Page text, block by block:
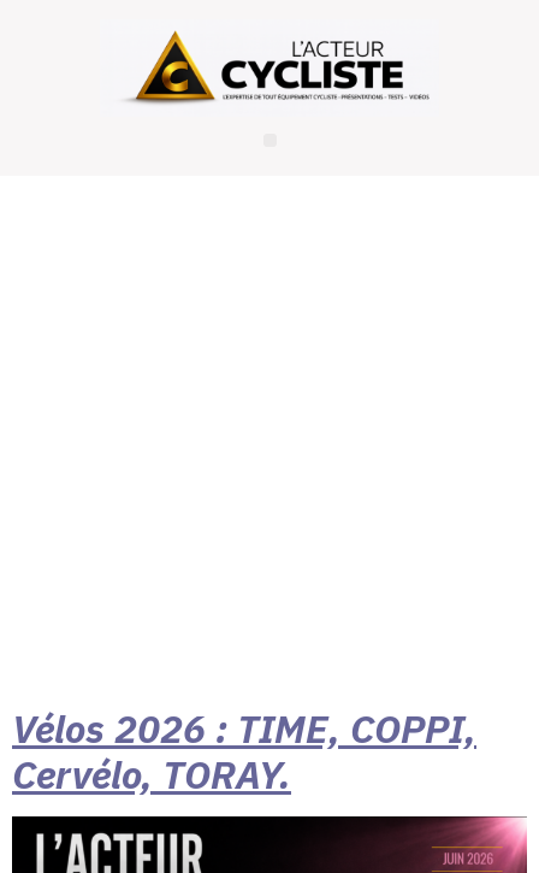
Vélos 2026 : TIME, COPPI,
Cervélo, TORAY.